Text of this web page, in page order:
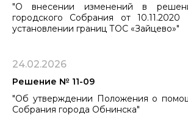
"О внесении изменений в
городского Собрания от
установлении границ ТОС «Зайцево»"
24.02.2026
Решение № 11-09
"​​​​​​​Об утверждении Положения о
Собрания города Обнинска"